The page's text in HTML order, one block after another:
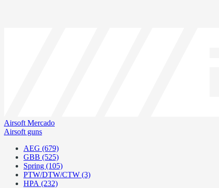
Airsoft Mercado
Airsoft guns
AEG (679)
GBB (525)
Spring (105)
PTW/DTW/CTW (3)
HPA (232)